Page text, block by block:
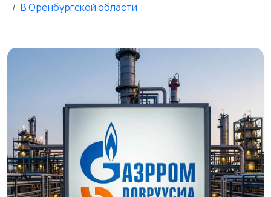
В Оренбургской области